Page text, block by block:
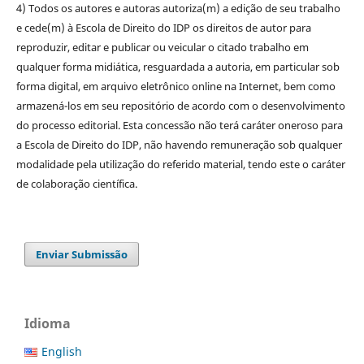
4) Todos os autores e autoras autoriza(m) a edição de seu trabalho
e cede(m) à Escola de Direito do IDP os direitos de autor para
reproduzir, editar e publicar ou veicular o citado trabalho em
qualquer forma midiática, resguardada a autoria, em particular sob
forma digital, em arquivo eletrônico online na Internet, bem como
armazená-los em seu repositório de acordo com o desenvolvimento
do processo editorial. Esta concessão não terá caráter oneroso para
a Escola de Direito do IDP, não havendo remuneração sob qualquer
modalidade pela utilização do referido material, tendo este o caráter
de colaboração científica.
Enviar Submissão
Idioma
English